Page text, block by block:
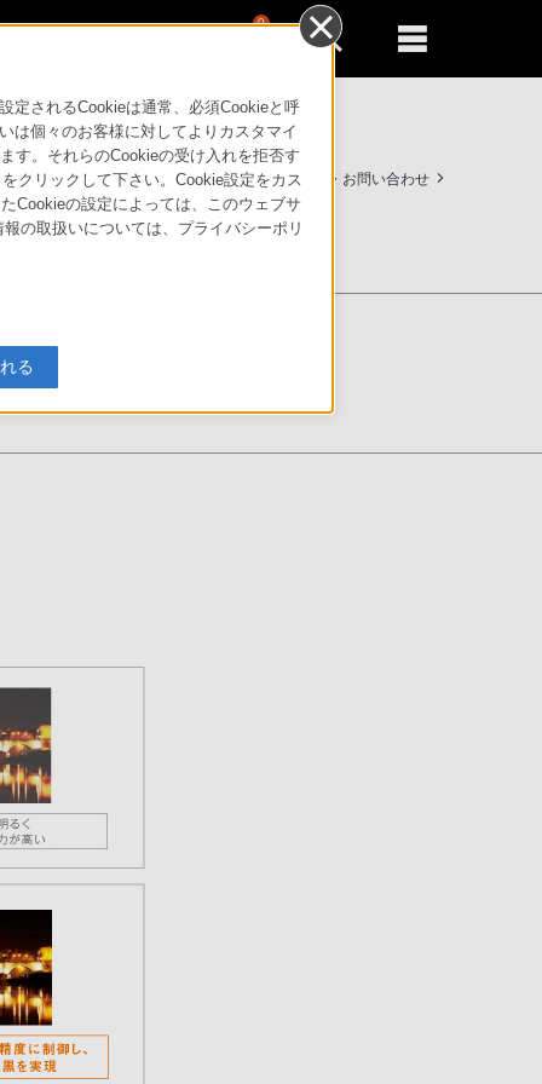
0
リティ 法人のお客様はこちら サポート・お問い合わせ
定されるCookieは通常、必須Cookieと呼
は個々のお客様に対してよりカスタマイ
す。それらのCookieの受け入れを拒否す
クリックして下さい。Cookie設定をカス
Cookieの設定によっては、このウェブサ
の取扱いについては、プライバシーポリ
る